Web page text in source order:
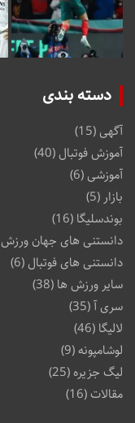
دسته بندی
آگهی(15)
آموزش فوتبال (40)
آموزشی(6)
بازار (5)
بوندسلیگا (16)
دانستنی های جهان ورزش
دانستنی های فوتبال (6)
سایر ورزش ها (38)
سری آ(35)
لالیگا (46)
لوشامپونه(9)
لیگ جزیره (25)
مقالات(16)